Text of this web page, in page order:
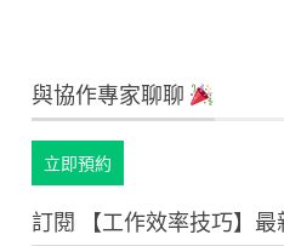
與協作專家聊聊
立即預約
訂閱 【工作效率技巧】最